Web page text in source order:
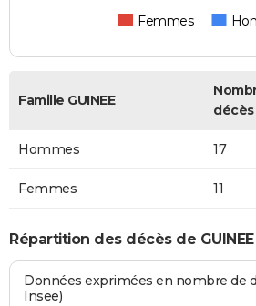
Femmes
Famille GUINEE
décès
Hommes 17
Femmes 11
Répartition des décès de
Données exprimées en nombre de
Insee)